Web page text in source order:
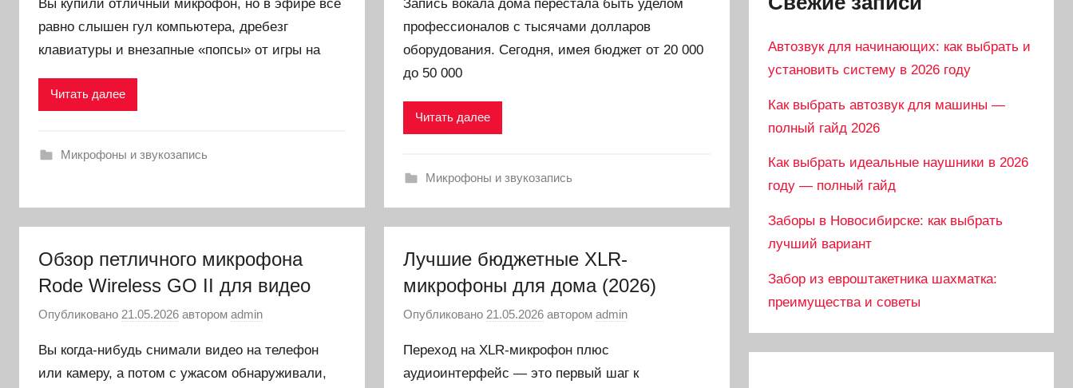
Вы купили отличный микрофон, но в эфире всё
равно слышен гул компьютера, дребезг
клавиатуры и внезапные «попсы» от игры на
Читать далее
Микрофоны и звукозапись
Запись вокала дома перестала быть уделом
профессионалов с тысячами долларов
оборудования. Сегодня, имея бюджет от 20 000
до 50 000
Читать далее
Микрофоны и звукозапись
Обзор петличного микрофона
Rode Wireless GO II для видео
Опубликовано 21.05.2026 автором admin
Вы когда-нибудь снимали видео на телефон
или камеру, а потом с ужасом обнаруживали,
Лучшие бюджетные XLR-
микрофоны для дома (2026)
Опубликовано 21.05.2026 авторомadmin
Переход на XLR-микрофон плюс
аудиоинтерфейс — это первый шаг к
Автозвук для начинающих: как выбрать и
установить систему в 2026 году
Как выбрать автозвук для машины —
полный гайд 2026
Как выбрать идеальные наушники в 2026
году — полный гайд
Заборы в Новосибирске: как выбрать
лучший вариант
Забор из евроштакетника шахматка:
преимущества и советы